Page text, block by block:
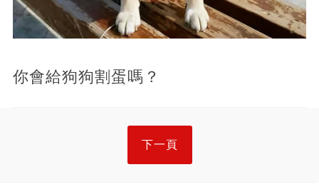
你會給狗狗割蛋嗎？
下一頁